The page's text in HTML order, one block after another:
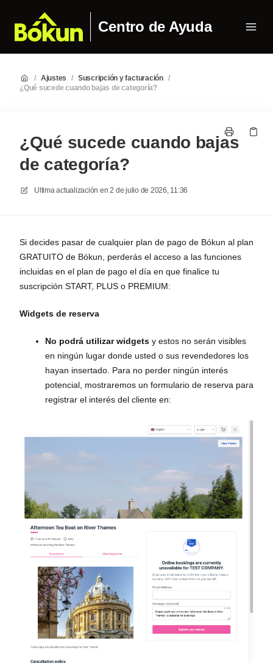
Centro de Ayuda
/ Ajustes / Suscripción y facturación /
¿Qué sucede cuando bajas de categoría?
¿Qué sucede cuando bajas
de categoría?
Ultima actualización en 2 de julio de 2026, 11:36
Si decides pasar de cualquier plan de pago de Bókun al plan
GRATUITO de Bókun, perderás el acceso a las funciones
incluidas en el plan de pago el día en que finalice tu
suscripción START, PLUS o PREMIUM:
Widgets de reserva
No podrá utilizar widgets y estos no serán visibles
en ningún lugar donde usted o sus revendedores los
hayan insertado. Para no perder ningún interés
potencial, mostraremos un formulario de reserva para
registrar el interés del cliente en: